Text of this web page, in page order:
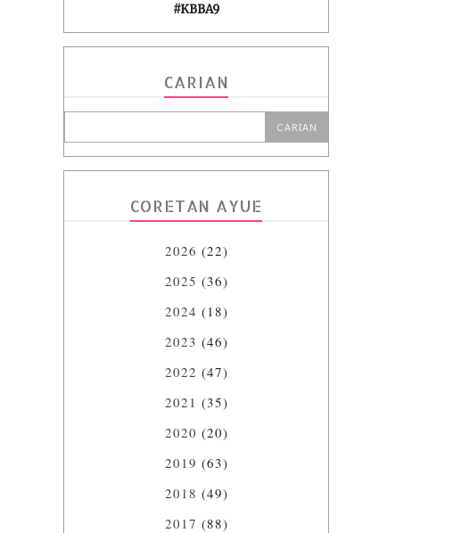
#KBBA9
CARIAN
CORETAN AYUE
2026 (22)
2025 (36)
2024 (18)
2023 (46)
2022 (47)
2021 (35)
2020 (20)
2019 (63)
2018 (49)
2017 (88)